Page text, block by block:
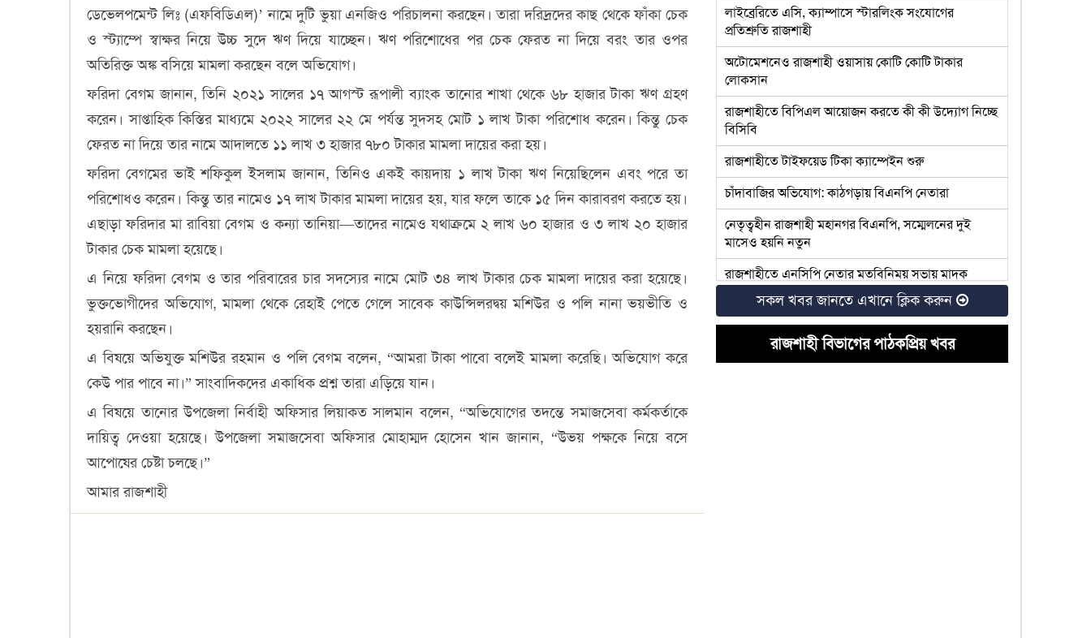
ডেভেলপমেন্ট লিঃ (এফবিডিএল)’ নামে দুটি ভুয়া এনজিও পরিচালনা করছেন। তারা দরিদ্রদের কাছ থেকে ফাঁকা চেক
ও স্ট্যাম্পে স্বাক্ষর নিয়ে উচ্চ সুদে ঋণ দিয়ে যাচ্ছেন। ঋণ পরিশোধের পর চেক ফেরত না দিয়ে বরং তার ওপর
অতিরিক্ত অঙ্ক বসিয়ে মামলা করছেন বলে অভিযোগ।
ফরিদা বেগম জানান, তিনি ২০২১ সালের ১৭ আগস্ট রূপালী ব্যাংক তানোর শাখা থেকে ৬৮ হাজার টাকা ঋণ গ্রহণ
করেন। সাপ্তাহিক কিস্তির মাধ্যমে ২০২২ সালের ২২ মে পর্যন্ত সুদসহ মোট ১ লাখ টাকা পরিশোধ করেন। কিন্তু চেক
ফেরত না দিয়ে তার নামে আদালতে ১১ লাখ ৩ হাজার ৭৮০ টাকার মামলা দায়ের করা হয়।
ফরিদা বেগমের ভাই শফিকুল ইসলাম জানান, তিনিও একই কায়দায় ১ লাখ টাকা ঋণ নিয়েছিলেন এবং পরে তা
পরিশোধও করেন। কিন্তু তার নামেও ১৭ লাখ টাকার মামলা দায়ের হয়, যার ফলে তাকে ১৫ দিন কারাবরণ করতে হয়।
এছাড়া ফরিদার মা রাবিয়া বেগম ও কন্যা তানিয়া—তাদের নামেও যথাক্রমে ২ লাখ ৬০ হাজার ও ৩ লাখ ২০ হাজার
টাকার চেক মামলা হয়েছে।
এ নিয়ে ফরিদা বেগম ও তার পরিবারের চার সদস্যের নামে মোট ৩৪ লাখ টাকার চেক মামলা দায়ের করা হয়েছে।
ভুক্তভোগীদের অভিযোগ, মামলা থেকে রেহাই পেতে গেলে সাবেক কাউন্সিলরদ্বয় মশিউর ও পলি নানা ভয়ভীতি ও
হয়রানি করছেন।
এ বিষয়ে অভিযুক্ত মশিউর রহমান ও পলি বেগম বলেন, “আমরা টাকা পাবো বলেই মামলা করেছি। অভিযোগ করে
কেউ পার পাবে না।” সাংবাদিকদের একাধিক প্রশ্ন তারা এড়িয়ে যান।
এ বিষয়ে তানোর উপজেলা নির্বাহী অফিসার লিয়াকত সালমান বলেন, “অভিযোগের তদন্তে সমাজসেবা কর্মকর্তাকে
দায়িত্ব দেওয়া হয়েছে। উপজেলা সমাজসেবা অফিসার মোহাম্মদ হোসেন খান জানান, “উভয় পক্ষকে নিয়ে বসে
আপোষের চেষ্টা চলছে।”
আমার রাজশাহী
লাইব্রেরিতে এসি, ক্যাম্পাসে স্টারলিংক সংযোগের
প্রতিশ্রুতি রাজশাহী
অটোমেশনেও রাজশাহী ওয়াসায় কোটি কোটি টাকার
লোকসান
রাজশাহীতে বিপিএল আয়োজন করতে কী কী উদ্যোগ নিচ্ছে
বিসিবি
রাজশাহীতে টাইফয়েড টিকা ক্যাম্পেইন শুরু
চাঁদাবাজির অভিযোগ: কাঠগড়ায় বিএনপি নেতারা
নেতৃত্বহীন রাজশাহী মহানগর বিএনপি, সম্মেলনের দুই
মাসেও হয়নি নতুন
রাজশাহীতে এনসিপি নেতার মতবিনিময় সভায় মাদক
ব্যবসায়ীর উপস্থিতি
রাজশাহীতে আ.লীগ নেতার হিমাগারে নারী নির্যাতন,
গ্রেফতার ৩
সকল খবর জানতে এখানে ক্লিক করুন
রাজশাহী বিভাগের পাঠকপ্রিয় খবর